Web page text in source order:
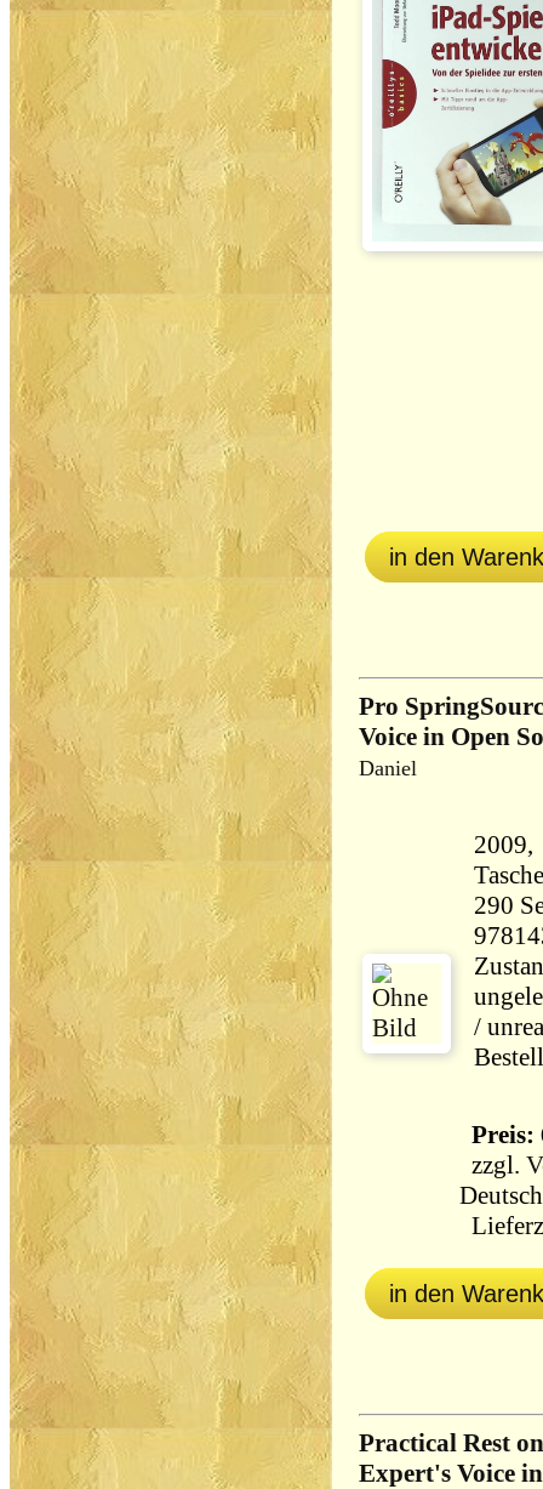
in den
Pro
Voice in Open
Daniel
2009,
290 Seiten
/
Preis:
zzgl.
in den
Practical Rest
Expert's Voice